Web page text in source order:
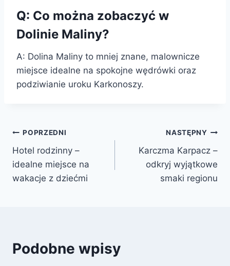
Q: Co można zobaczyć w
Dolinie Maliny?
A: Dolina Maliny to mniej znane, malownicze
miejsce idealne na spokojne wędrówki oraz
podziwianie uroku Karkonoszy.
Nawigacja
wpisu
POPRZEDNI
Hotel rodzinny –
idealne miejsce na
wakacje z dziećmi
NASTĘPNY
Karczma Karpacz –
odkryj wyjątkowe
smaki regionu
Podobne wpisy